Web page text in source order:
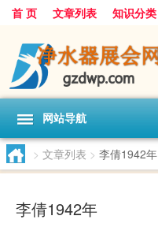
首 页 文章列表 知识分类
网站导航
> 文章列表 > 李倩1942年
李倩1942年